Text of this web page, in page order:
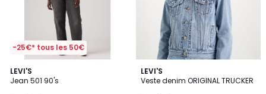
-25€* tous les 50€
LEVI'S
Jean 501 90's
4,5
/ 5
5
Couleurs
LEVI'S
Veste denim ORIGINAL TRUCKER
4,6
/ 5
5
Couleurs